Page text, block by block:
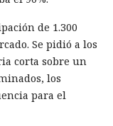
de 1.300
Se pidió a los
corta sobre un
los
para el